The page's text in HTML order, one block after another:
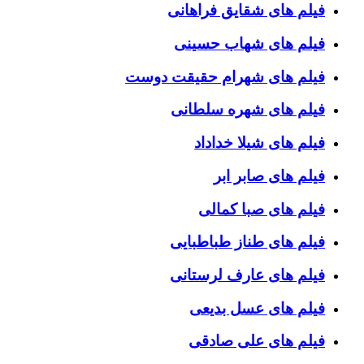
فیلم های شقایق فراهانی
فیلم های شهاب حسینی
فیلم های شهرام حقیقت دوست
فیلم های شهره سلطانی
فیلم های شیلا خداداد
فیلم های صابر ابر
فیلم های صبا کمالی
فیلم های طناز طباطبایی
فیلم های عارف لرستانی
فیلم های عسل بدیعی
فیلم های علی صادقی